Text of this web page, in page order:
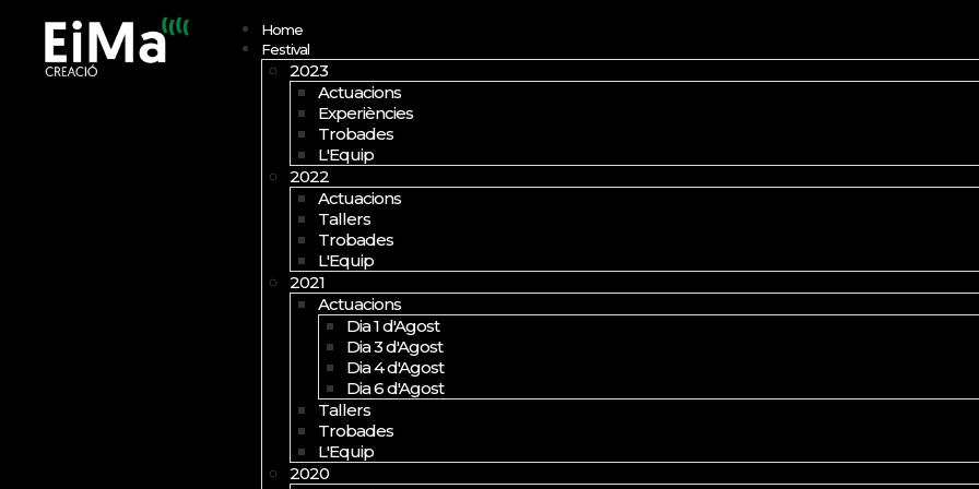
Home
Festival
2023
Actuacions
Experiències
Trobades
L'Equip
2022
Actuacions
Tallers
Trobades
L'Equip
2021
Actuacions
Dia 1 d'Agost
Dia 3 d'Agost
Dia 4 d'Agost
Dia 6 d'Agost
Tallers
Trobades
L'Equip
2020